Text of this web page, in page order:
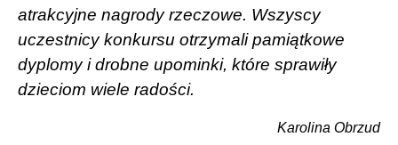
atrakcyjne nagrody rzeczowe. Wszyscy
uczestnicy konkursu otrzymali pamiątkowe
dyplomy i drobne upominki, które sprawiły
dzieciom wiele radości.
Karolina Obrzud